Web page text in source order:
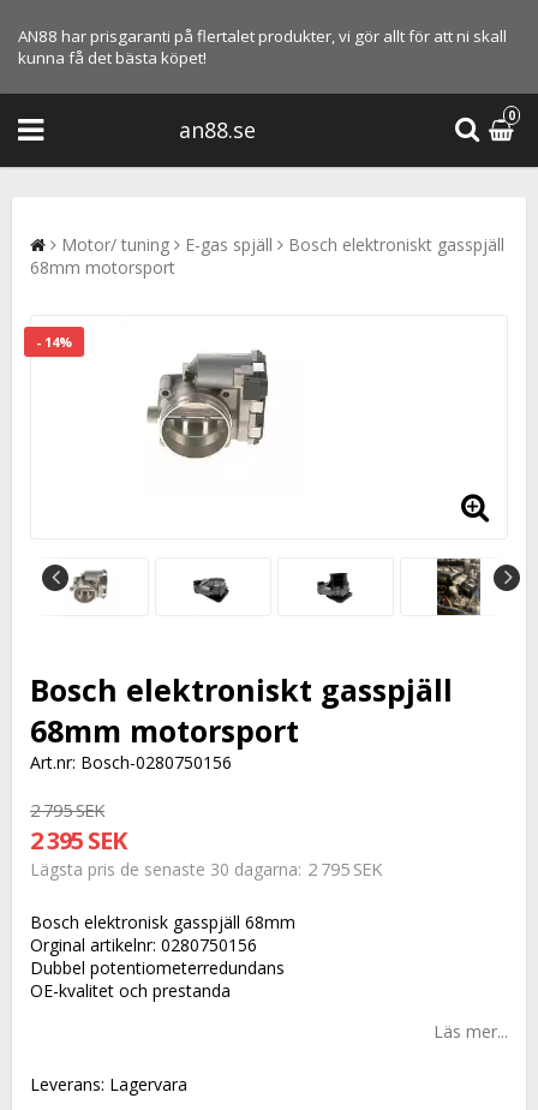
AN88 har prisgaranti på flertalet produkter, vi gör allt för att ni skall
kunna få det bästa köpet!
an88.se
0
Motor/ tuning E-gas spjäll
Bosch elektroniskt gasspjäll
68mm motorsport
- 14%
Bosch elektroniskt gasspjäll
68mm motorsport
Art.nr: Bosch-0280750156
2 795 SEK
2 395 SEK
Lägsta pris de senaste 30 dagarna 2 795 SEK
Bosch elektronisk gasspjäll 68mm
Orginal artikelnr: 0280750156
Dubbel potentiometerredundans
OE-kvalitet och prestanda
Läs mer...
Leverans: Lagervara